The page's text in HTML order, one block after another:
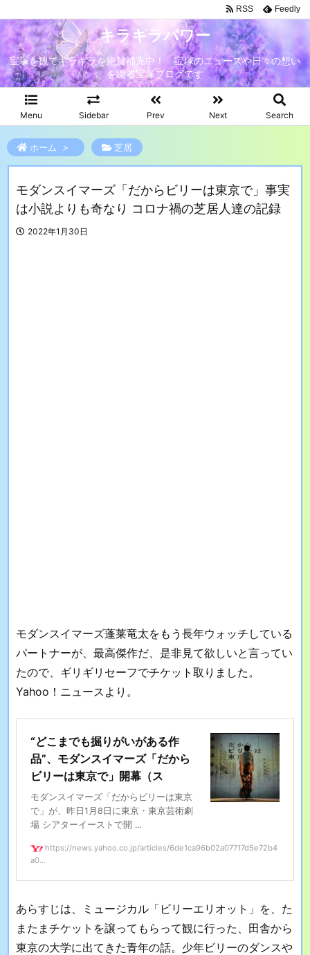
キラキラパワー
宝塚を観てキラキラを絶賛補充中！ 宝塚のニュースや日々の想い
を綴る宝塚ブログです
Menu Sidebar Prev Next Search
RSS Feedly
ホーム > 芝居
モダンスイマーズ「だからビリーは東京で」事実
は小説よりも奇なり コロナ禍の芝居人達の記録
2022年1月30日
モダンスイマーズ蓬莱竜太をもう長年ウォッチしている
パートナーが、最高傑作だ、是非見て欲しいと言ってい
たので、ギリギリセーフでチケット取りました。
Yahoo！ニュースより。
“どこまでも掘りがいがある作
品”、モダンスイマーズ「だから
ビリーは東京で」開幕（ス
モダンスイマーズ「だからビリーは東京
で」が、昨日1月8日に東京・東京芸術劇
場 シアターイーストで開 ...
https://news.yahoo.co.jp/articles/6de1ca96b02a07717d5e72b4
a0...
あらすじは、ミュージカル「ビリーエリオット」を、た
またまチケットを譲ってもらって観に行った、田舎から
東京の大学に出てきた青年の話。少年ビリーのダンスや